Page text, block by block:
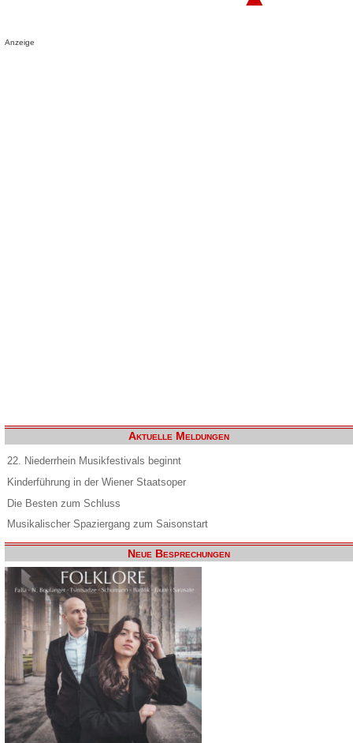
Anzeige
Aktuelle Meldungen
22. Niederrhein Musikfestivals beginnt
Kinderführung in der Wiener Staatsoper
Die Besten zum Schluss
Musikalischer Spaziergang zum Saisonstart
Neue Besprechungen